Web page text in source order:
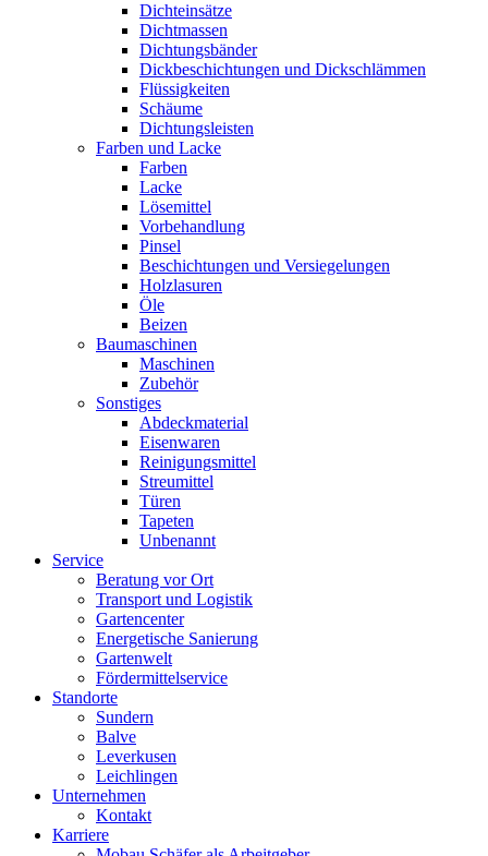
Dichteinsätze
Dichtmassen
Dichtungsbänder
Dickbeschichtungen und Dickschlämmen
Flüssigkeiten
Schäume
Dichtungsleisten
Farben und Lacke
Farben
Lacke
Lösemittel
Vorbehandlung
Pinsel
Beschichtungen und Versiegelungen
Holzlasuren
Öle
Beizen
Baumaschinen
Maschinen
Zubehör
Sonstiges
Abdeckmaterial
Eisenwaren
Reinigungsmittel
Streumittel
Türen
Tapeten
Unbenannt
Service
Beratung vor Ort
Transport und Logistik
Gartencenter
Energetische Sanierung
Gartenwelt
Fördermittelservice
Standorte
Sundern
Balve
Leverkusen
Leichlingen
Unternehmen
Kontakt
Karriere